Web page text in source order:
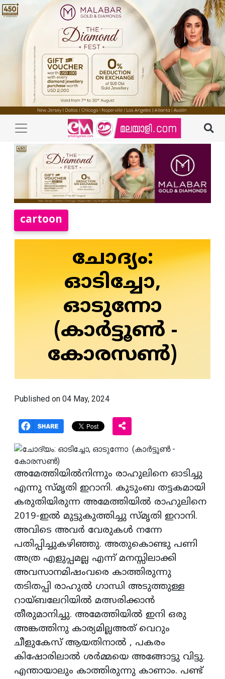
cartoon
ചോദ്യം:
ഓടിച്ചോ,
ഓടുന്നോ
(കാർട്ടൂൺ -
കോരസൺ)
Published on 04 May, 2024
അമേത്തിയിൽനിന്നും രാഹുലിനെ ഓടിച്ചു
എന്നു സ്‌മൃതി ഇറാനി. കുടുംബ തട്ടകമായി
കരുതിയിരുന്ന അമേത്തിയിൽ രാഹുലിനെ
2019-ഇൽ മുട്ടുകുത്തിച്ചു സ്‌മൃതി ഇറാനി.
അവിടെ അവർ വേരുകൾ നന്നേ
പതിപ്പിച്ചുകഴിഞ്ഞു. അതുകൊണ്ടു പണി
അത്ര എളുപ്പമല്ല എന്ന് മനസ്സിലാക്കി
അവസാനമിഷംവരെ കാത്തിരുന്നു
തടിതപ്പി രാഹുൽ ഗാന്ധി അടുത്തുള്ള
റായ്‌ബലേറിയിൽ മത്സരിക്കാൻ
തീരുമാനിച്ചു. അമേത്തിയിൽ ഇനി ഒരു
അങ്കത്തിനു കാര്യമില്ലഅത് വെറും
ചീളുകേസ് ആയതിനാൽ , പകരം
കിഷോരിലാൽ ശർമ്മയെ അങ്ങോട്ടു വിട്ടു.
എന്തായാലും കാത്തിരുന്നു കാണാം. പണ്ട്